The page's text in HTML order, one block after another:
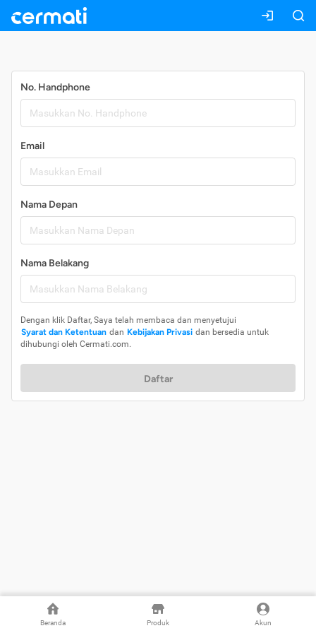
Beranda Produk Akun
No. Handphone
Email
Nama Depan
Nama Belakang
Dengan klik Daftar, Saya telah membaca dan menyetujui
Syarat dan Ketentuan dan Kebijakan Privasi dan bersedia untuk
dihubungi oleh Cermati.com.
Daftar